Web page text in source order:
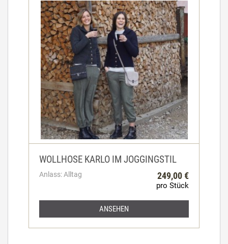
WOLLHOSE KARLO IM JOGGINGSTIL
Anlass: Alltag 249,00 €
pro Stück
ANSEHEN